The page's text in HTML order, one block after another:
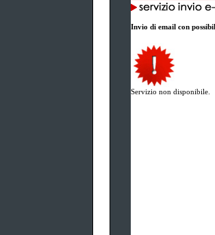
Invio di email con
Servizio non disponibile.